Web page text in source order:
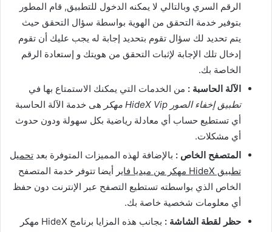
الرقم السري وبالتالي لا يمكنه الدخول للتطبيق, قام المطور
بتوفير خدمة التحقق من الهوية بواسطة سؤال التحقق حيث
يتم تحديد لك سؤال تقوم بتحديد إجابة له يجب عليك أن تقوم
إدخال تلك الإجابة لإثبات التحقق من هويتك و إستعادة الرقم
الخاصة بك.
الآلة الحاسبة : من الخدمات التي يمكنك الاستمتاع بها في
تطبيق إخفاء الصور HideX Vip مهكر
هى خدمة الآلة الحاسبة
أي تستطيع حساب أي معادلة رياضية بكل سهولة ودون حدوث
أي مشكلات.
المتصفح الخاص : بالإضافة لهذه المميزات المتوفرة بعد تحميل
تطبيق HideX مهكر من ميديا فاير
أيضا تتوفر خدمة المتصفح
الخاص الذي بواسطته تستطيع التصفح عبر الإنترنت دون حفظ
أي معلومات شخصية خاصة بك.
حظر لقطة الشاشة :
بجانب هذه المزايا برنامج HideX مهكر